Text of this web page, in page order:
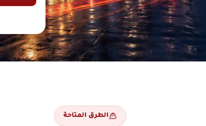
الطرق المتاحة